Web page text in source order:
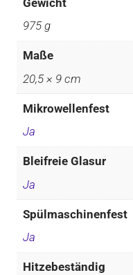
975 g
Maße
20,5 × 9 cm
Mikrowellenfest
Ja
Bleifreie Glasur
Ja
Spülmaschinenfest
Ja
Hitzebeständig